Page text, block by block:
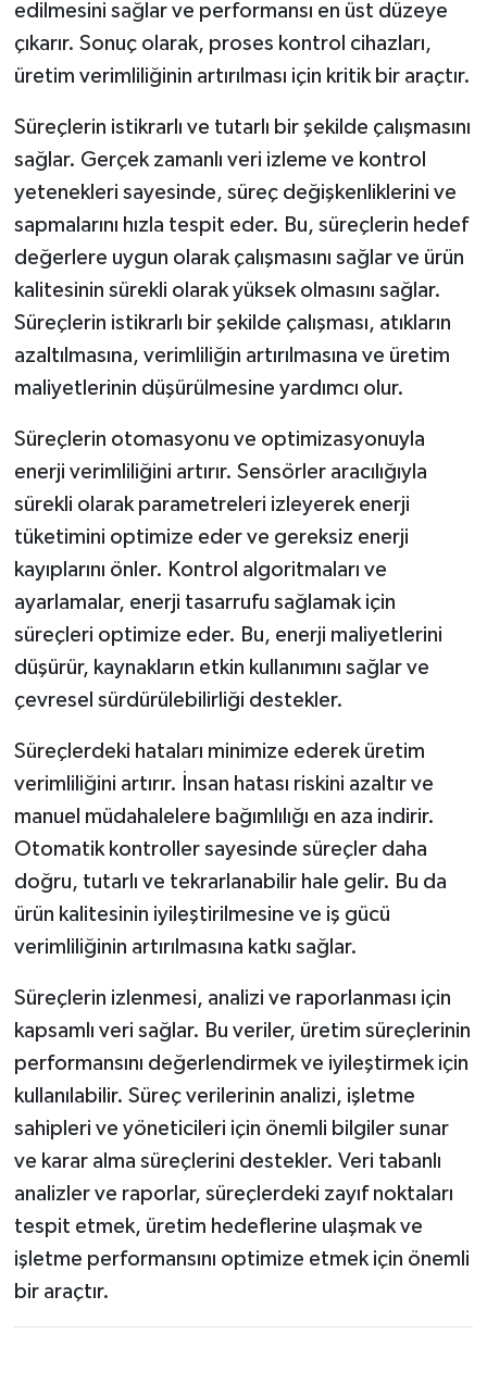
edilmesini sağlar ve performansı en üst düzeye
çıkarır. Sonuç olarak, proses kontrol cihazları,
üretim verimliliğinin artırılması için kritik bir araçtır.
Süreçlerin istikrarlı ve tutarlı bir şekilde çalışmasını
sağlar. Gerçek zamanlı veri izleme ve kontrol
yetenekleri sayesinde, süreç değişkenliklerini ve
sapmalarını hızla tespit eder. Bu, süreçlerin hedef
değerlere uygun olarak çalışmasını sağlar ve ürün
kalitesinin sürekli olarak yüksek olmasını sağlar.
Süreçlerin istikrarlı bir şekilde çalışması, atıkların
azaltılmasına, verimliliğin artırılmasına ve üretim
maliyetlerinin düşürülmesine yardımcı olur.
Süreçlerin otomasyonu ve optimizasyonuyla
enerji verimliliğini artırır. Sensörler aracılığıyla
sürekli olarak parametreleri izleyerek enerji
tüketimini optimize eder ve gereksiz enerji
kayıplarını önler. Kontrol algoritmaları ve
ayarlamalar, enerji tasarrufu sağlamak için
süreçleri optimize eder. Bu, enerji maliyetlerini
düşürür, kaynakların etkin kullanımını sağlar ve
çevresel sürdürülebilirliği destekler.
Süreçlerdeki hataları minimize ederek üretim
verimliliğini artırır. İnsan hatası riskini azaltır ve
manuel müdahalelere bağımlılığı en aza indirir.
Otomatik kontroller sayesinde süreçler daha
doğru, tutarlı ve tekrarlanabilir hale gelir. Bu da
ürün kalitesinin iyileştirilmesine ve iş gücü
verimliliğinin artırılmasına katkı sağlar.
Süreçlerin izlenmesi, analizi ve raporlanması için
kapsamlı veri sağlar. Bu veriler, üretim süreçlerinin
performansını değerlendirmek ve iyileştirmek için
kullanılabilir. Süreç verilerinin analizi, işletme
sahipleri ve yöneticileri için önemli bilgiler sunar
ve karar alma süreçlerini destekler. Veri tabanlı
analizler ve raporlar, süreçlerdeki zayıf noktaları
tespit etmek, üretim hedeflerine ulaşmak ve
işletme performansını optimize etmek için önemli
bir araçtır.